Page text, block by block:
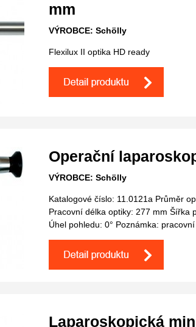
mm
VÝROBCE: Schölly
Flexilux II optika HD ready
Operační
VÝROBCE: Schölly
Katalogové číslo: 11.0121a Průměr
Pracovní délka optiky: 277 mm Šířka
Úhel pohledu: 0° Poznámka:
Laparoskopická